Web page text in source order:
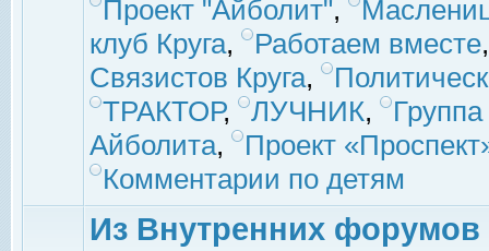
Проект "Айболит",
клуб Круга, Работаем вместе
Связистов Круга,
ТРАКТОР, ЛУЧНИК,
Айболита,
Проект
Комментарии по детям
Из Внутренних форумов